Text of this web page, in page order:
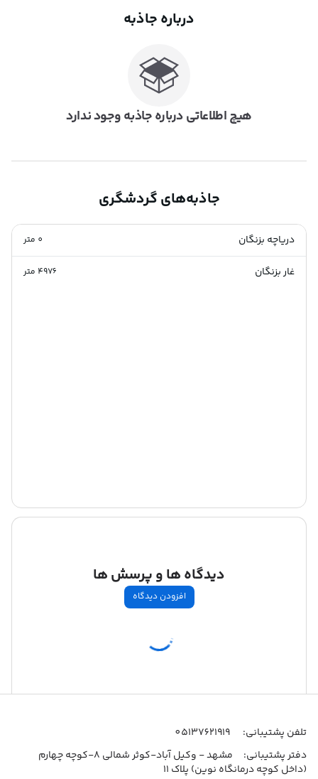
درباره جاذبه
هیچ اطلاعاتی درباره جاذبه وجود ندارد
جاذبه‌های گردشگری
دریاچه بزنگان 0 متر
غار بزنگان 4976 متر
دیدگاه ها و پرسش ها
افزودن دیدگاه
اطلاعات تماس
تلفن پشتیبانی:
05137621919
دفتر پشتیبانی:
مشهد - وکیل آباد-کوثر شمالی 8-کوچه چهارم
(داخل کوچه درمانگاه نوین) پلاک 11